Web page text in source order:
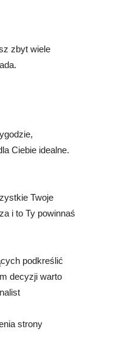
zbyt wiele
Ciebie idealne.
Twoje
i to Ty powinnaś
podkreślić
decyzji warto
strony